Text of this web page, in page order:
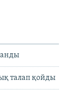
талап қойды